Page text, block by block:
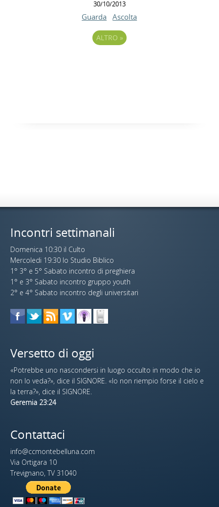
30/10/2013
Guarda Ascolta
ALTRO »
Incontri settimanali
Domenica 10:30 il Culto
Mercoledi 19:30 lo Studio Biblico
1° 3° e 5° Sabato incontro di preghiera
1° e 3° Sabato incontro gruppo youth
2° e 4° Sabato incontro degli universitari
Versetto di oggi
«Potrebbe uno nascondersi in luogo occulto in modo che io
non lo veda?», dice il SIGNORE. «Io non riempio forse il cielo e
la terra?», dice il SIGNORE.
Geremia 23:24
Contattaci
info@ccmontebelluna.com
Via Ortigara 10
Trevignano, TV 31040